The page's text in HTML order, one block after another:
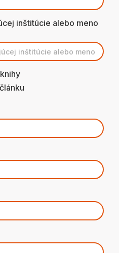
inštitúcie alebo meno